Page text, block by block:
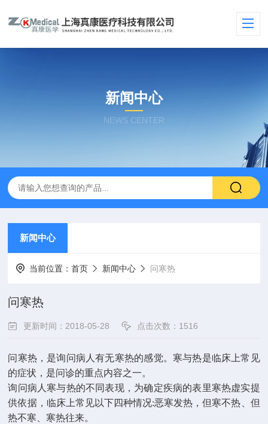
新闻中心
NEWS CENTER
新闻中心
当前位置：首页 新闻中心 问寒热
问寒热
更新时间：2018-05-28 点击次数：1516
问寒热，是询问病人有无寒热的感觉。寒与热是临床上常见
的症状，是问诊的重点内容之一。
询问病人寒与热的不同表现，为确定疾病的表里寒热虚实提
供依据，临床上常见以下四种情况:恶寒发热，但寒不热、但
热不寒、寒热往来。